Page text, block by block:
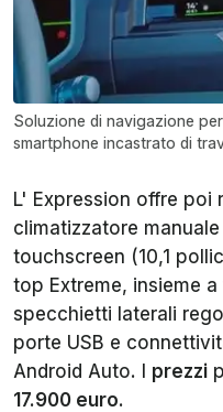
Soluzione di navigazione
smartphone incastrato di
L' Expression offre poi
climatizzatore
touchscreen (10,1
top Extreme, insieme
specchietti laterali
porte USB e
Android Auto. I prezzi
17.900 euro.